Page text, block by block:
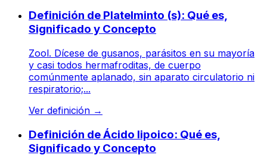
Definición de Platelminto (s): Qué es,
Significado y Concepto
Zool. Dícese de gusanos, parásitos en su mayoría
y casi todos hermafroditas, de cuerpo
comúnmente aplanado, sin aparato circulatorio ni
respiratorio;...
Ver definición →
Definición de Ácido lipoico: Qué es,
Significado y Concepto